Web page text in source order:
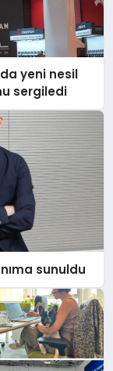
yeni nesil
sergiledi
sunuldu